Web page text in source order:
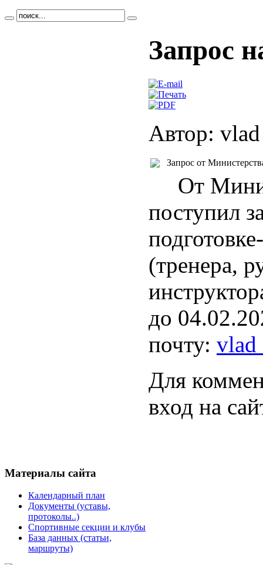
Запрос
Автор:
Запрос от
От
поступил
(тренера,
до
почту:
Для
вход на
Материалы сайта
Календарный план
Документы (уставы,
протоколы..)
Спортивные секции и клубы
База данных (статьи,
маршруты)